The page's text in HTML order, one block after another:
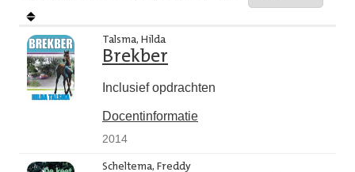
Talsma, Hilda
Brekber
Inclusief opdrachten
Docentinformatie
2014
Scheltema, Freddy